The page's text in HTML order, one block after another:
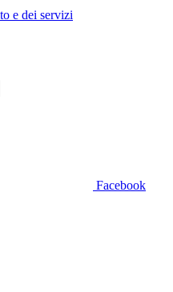
e dei servizi
Facebook